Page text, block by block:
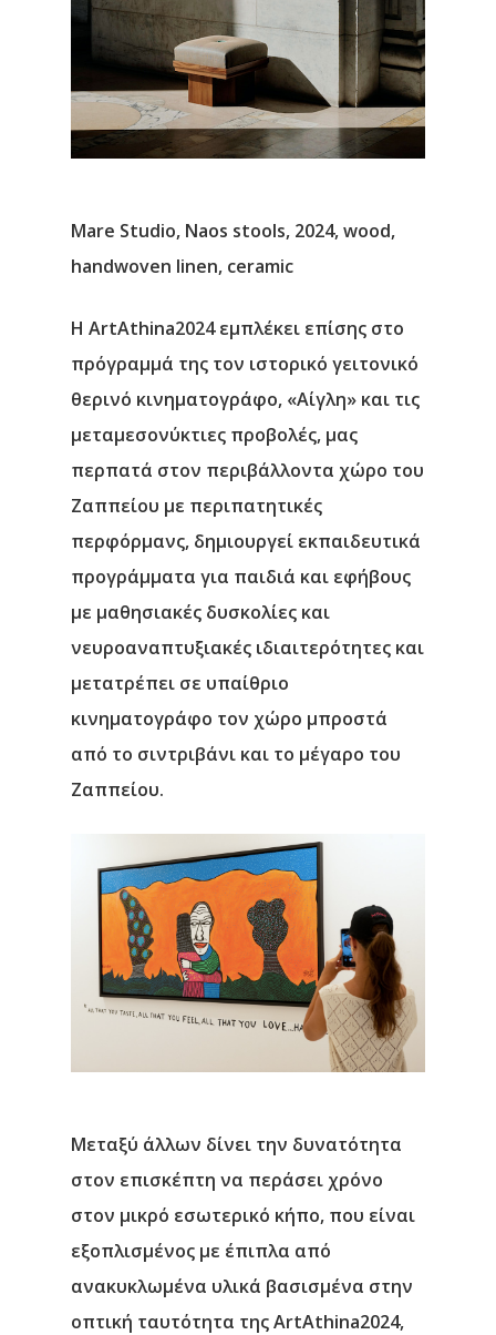
Μare Studio, Naos stools, 2024, wood,
handwoven linen, ceramic
Η ArtAthina2024 εμπλέκει επίσης στο
πρόγραμμά της τον ιστορικό γειτονικό
θερινό κινηματογράφο, «Αίγλη» και τις
μεταμεσονύκτιες προβολές, μας
περπατά στον περιβάλλοντα χώρο του
Ζαππείου με περιπατητικές
περφόρμανς, δημιουργεί εκπαιδευτικά
προγράμματα για παιδιά και εφήβους
με μαθησιακές δυσκολίες και
νευροαναπτυξιακές ιδιαιτερότητες και
μετατρέπει σε υπαίθριο
κινηματογράφο τον χώρο μπροστά
από το σιντριβάνι και το μέγαρο του
Ζαππείου.
Μεταξύ άλλων δίνει την δυνατότητα
στον επισκέπτη να περάσει χρόνο
στον μικρό εσωτερικό κήπο, που είναι
εξοπλισμένος με έπιπλα από
ανακυκλωμένα υλικά βασισμένα στην
οπτική ταυτότητα της ArtAthina2024,
Υπηρεσίες
Νέα
Επικοινωνία